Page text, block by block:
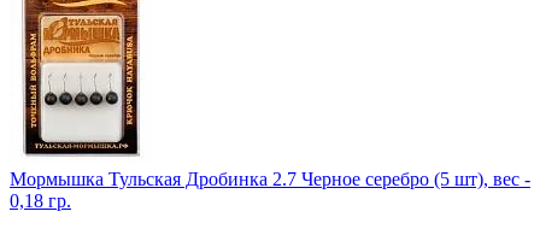
Мормышка Тульская Дробинка 2.7 Черное серебро (5 шт), вес -
0,18 гр.